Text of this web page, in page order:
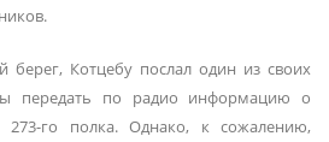
берег, Котцебу послал один из своих
передать по радио информацию о
273-го полка. Однако, к сожалению,